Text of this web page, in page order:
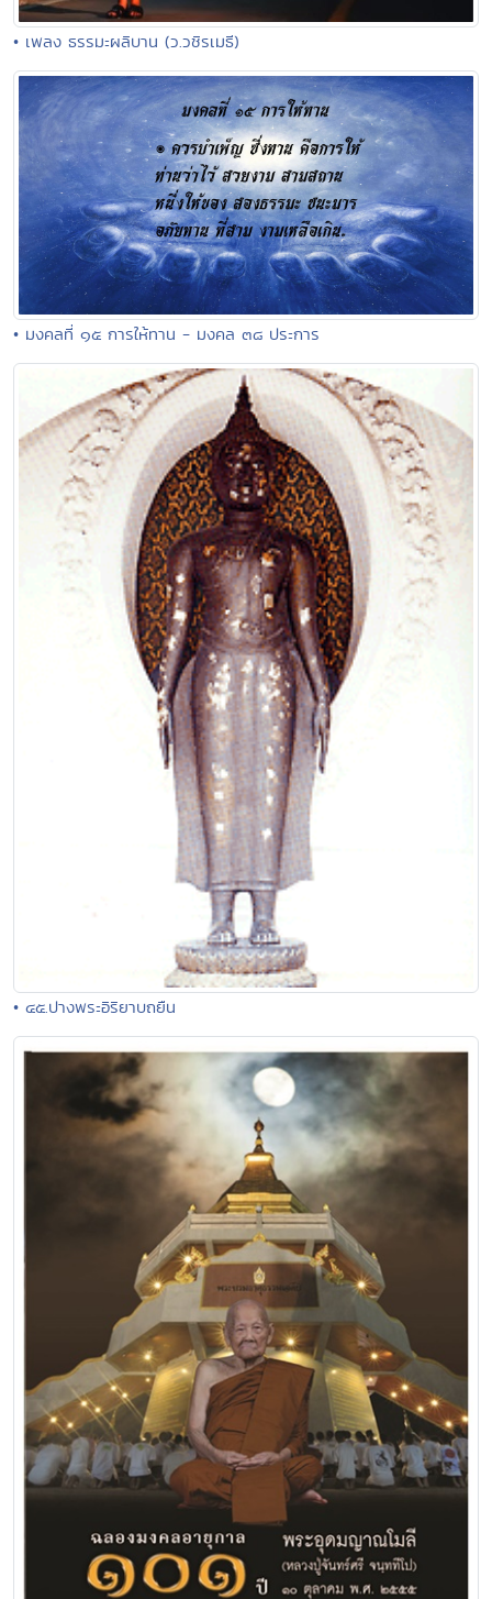
• เพลง ธรรมะผลิบาน (ว.วชิรเมธี)
• มงคลที่ ๑๕ การให้ทาน - มงคล ๓๘ ประการ
• ๔๕.ปางพระอิริยาบถยืน